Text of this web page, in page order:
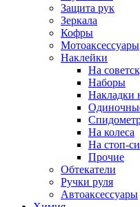
Защита рук
Зеркала
Кофры
Мотоаксессуары
Наклейки
На
Наборы
Накладки
На колеса
На стоп-
Прочие
Обтекатели
Ручки руля
Автоаксессуары